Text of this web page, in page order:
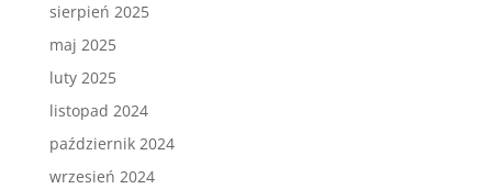
sierpień 2025
maj 2025
luty 2025
listopad 2024
październik 2024
wrzesień 2024